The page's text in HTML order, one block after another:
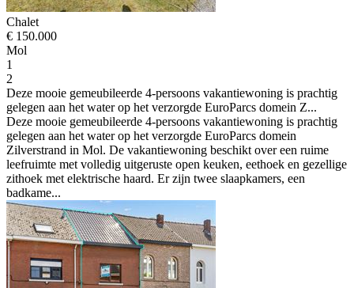
Chalet
€ 150.000
Mol
1
2
Deze mooie gemeubileerde 4-persoons vakantiewoning is prachtig
gelegen aan het water op het verzorgde EuroParcs domein Z...
Deze mooie gemeubileerde 4-persoons vakantiewoning is prachtig
gelegen aan het water op het verzorgde EuroParcs domein
Zilverstrand in Mol. De vakantiewoning beschikt over een ruime
leefruimte met volledig uitgeruste open keuken, eethoek en gezellige
zithoek met elektrische haard. Er zijn twee slaapkamers, een
badkame...